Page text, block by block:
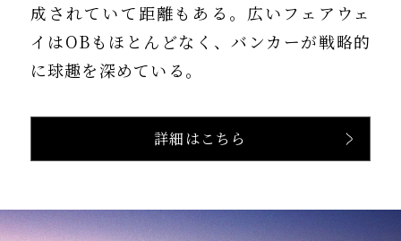
成されていて距離もある。 広いフェアウェ
イはOBもほとんどなく、バンカーが戦略的
に球趣を深めている。
詳細はこちら